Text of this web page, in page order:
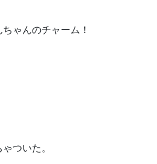
ゃんのチャーム！
ついた。